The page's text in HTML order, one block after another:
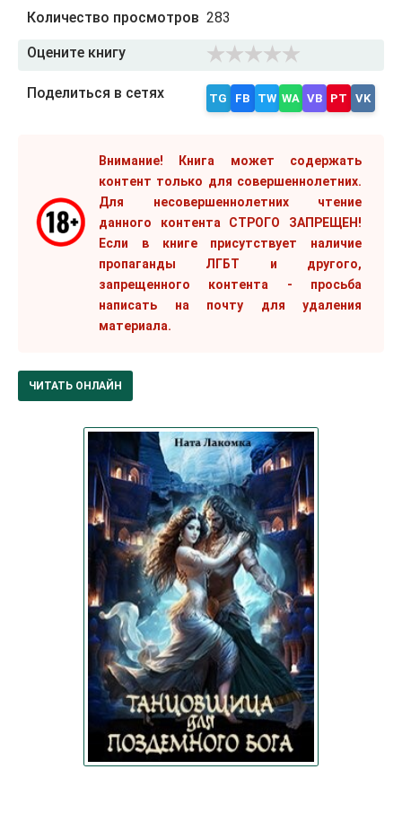
Количество просмотров 283
Оцените книгу
Поделиться в сетях TG FB TW WA VB PT VK
Внимание! Книга может содержать
контент только для совершеннолетних.
Для несовершеннолетних чтение
данного контента СТРОГО ЗАПРЕЩЕН!
Если в книге присутствует наличие
пропаганды ЛГБТ и другого,
запрещенного контента - просьба
написать на почту для удаления
материала.
ЧИТАТЬ ОНЛАЙН